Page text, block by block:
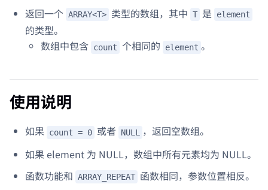
返回一个 ARRAY<T> 类型的数组，其中 T 是 element
的类型。
数组中包含 count 个相同的 element 。
使用说明
如果 count = 0 或者 NULL
，返回空数组。
如果 element 为 NULL，数组中所有元素均为 NULL。
函数功能和 ARRAY_REPEAT 函数相同，参数位置相反。